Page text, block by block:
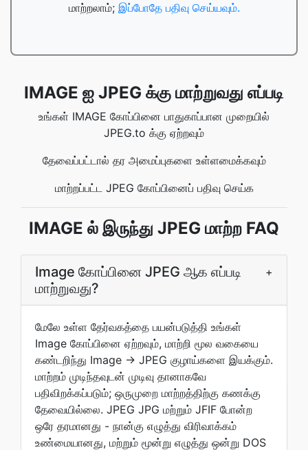
மாற்றலாம்; இப்போதே பதிவு செய்யவும்.
IMAGE ஐ JPEG க்கு மாற்றுவது எப்படி
உங்கள் IMAGE கோப்பினை பாதுகாப்பான முறையில்
JPEG.to க்கு ஏற்றவும்
தேவைப்பட்டால் தர அமைப்புகளை உள்ளமைக்கவும்
மாற்றப்பட்ட JPEG கோப்பினைப் பதிவு செய்க
IMAGE ல் இருந்து JPEG மாற்ற FAQ
Image கோப்பினை JPEG ஆக எப்படி
மாற்றுவது?
+
மேலே உள்ள தேர்வகத்தை பயன்படுத்தி உங்கள்
Image கோப்பினை ஏற்றவும், மாற்றி மூல வகையை
கண்டறிந்து Image → JPEG குழாய்களை இயக்கும்.
மாற்றம் முடிந்தவுடன் முடிவு தானாகவே
பதிவிறக்கப்படும்; ஒருமுறை மாற்றத்திற்கு கணக்கு
தேவையில்லை. JPEG JPG மற்றும் JFIF போன்ற
ஒரே தரமானது - நான்கு எழுத்து விரிவாக்கம்
உண்மையானது, மற்றும் மூன்று எழுத்து ஒன்று DOS